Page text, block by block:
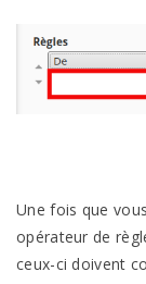
Une fois que
opérateur de
ceux-ci doivent